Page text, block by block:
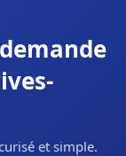
et simple.